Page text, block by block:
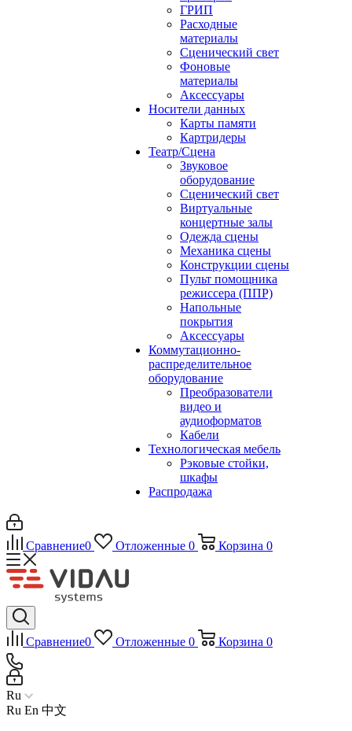
ГРИП
Расходные
материалы
Сценический свет
Фоновые
материалы
Аксессуары
Носители данных
Карты памяти
Картридеры
Театр/Сцена
Звуковое
оборудование
Сценический свет
Виртуальные
концертные залы
Одежда сцены
Механика сцены
Конструкции сцены
Пульт помощника
режиссера (ППР)
Напольные
покрытия
Аксессуары
Коммутационно-
распределительное
оборудование
Преобразователи
видео и
аудиоформатов
Кабели
Технологическая мебель
Рэковые стойки,
шкафы
Распродажа
Сравнение0 Отложенные 0 Корзина 0
Сравнение0 Отложенные 0 Корзина 0
Ru
Ru En 中文